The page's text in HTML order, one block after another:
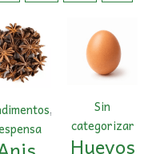
,
Sin
categorizar
Huevos